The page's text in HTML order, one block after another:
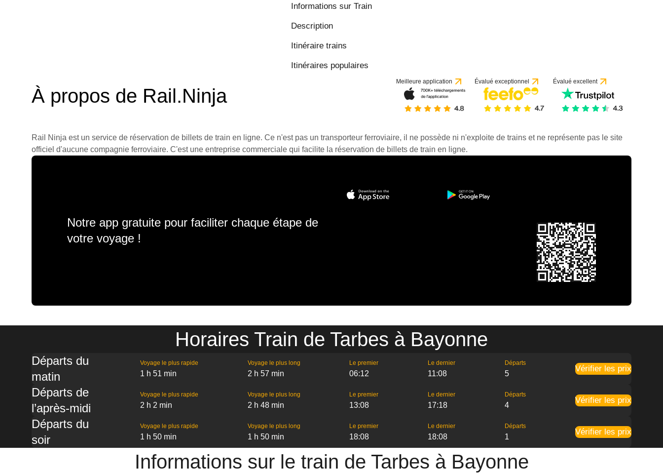
Informations sur Train
Description
Itinéraire trains
Itinéraires populaires
À propos de Rail.Ninja
Meilleure application Évalué exceptionnel Évalué excellent
Rail Ninja est un service de réservation de billets de train en ligne. Ce n'est pas un transporteur ferroviaire, il ne possède ni n'exploite de trains et ne représente pas le site
officiel d'aucune compagnie ferroviaire. C'est une entreprise commerciale qui facilite la réservation de billets de train en ligne.
Notre app gratuite pour faciliter chaque étape de
votre voyage !
Horaires Train de Tarbes à Bayonne
Départs du
matin
Voyage le plus rapide
1 h 51 min
Voyage le plus long
2 h 57 min
Le premier
06:12
Le dernier
11:08
Départs
5
Vérifier les prix
Départs de
l’après-midi
Voyage le plus rapide
2 h 2 min
Voyage le plus long
2 h 48 min
Le premier
13:08
Le dernier
17:18
Départs
4
Vérifier les prix
Départs du
soir
Voyage le plus rapide
1 h 50 min
Voyage le plus long
1 h 50 min
Le premier
18:08
Le dernier
18:08
Départs
1
Vérifier les prix
Informations sur le train de Tarbes à Bayonne